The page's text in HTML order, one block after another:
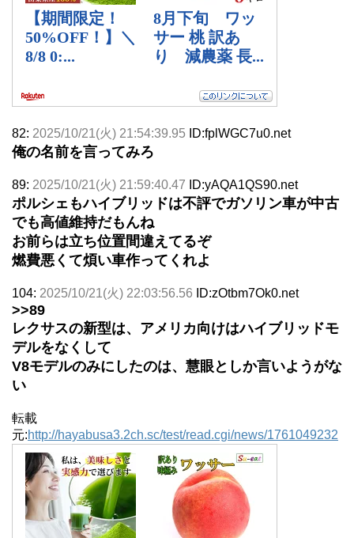
82: 2025/10/21(火) 21:54:39.95 ID:fplWGC7u0.net
俺の名前を言ってみろ
89: 2025/10/21(火) 21:59:40.47 ID:yAQA1QS90.net
ポルシェもハイブリッドは不評でガソリン車が中古
でも高値維持だもんね
お前らは立ち位置間違えてるぞ
燃費悪くて煩い車作ってくれよ
104: 2025/10/21(火) 22:03:56.56 ID:zOtbm7Ok0.net
>>89
レクサスの新型は、アメリカ向けはハイブリッドモ
デルをなくして
V8モデルのみにしたのは、慧眼としか言いようがな
い
転載
元:http://hayabusa3.2ch.sc/test/read.cgi/news/1761049232